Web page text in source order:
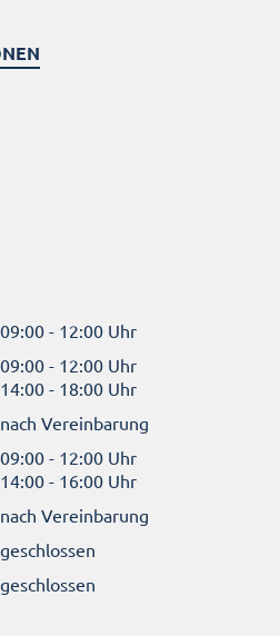
09:00 - 12:00 Uhr
09:00 - 12:00 Uhr
14:00 - 18:00 Uhr
nach Vereinbarung
09:00 - 12:00 Uhr
14:00 - 16:00 Uhr
nach Vereinbarung
geschlossen
geschlossen